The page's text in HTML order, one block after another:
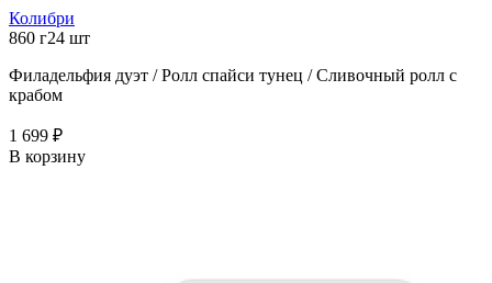
Колибри
860 г24 шт
Филадельфия дуэт / Ролл спайси тунец / Сливочный ролл с
крабом
1 699 ₽
В корзину